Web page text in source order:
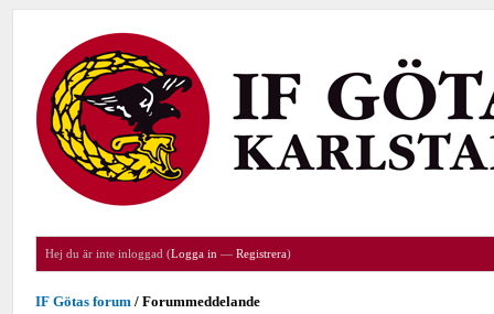
Hej du är inte inloggad (Logga in —Registrera)
IF Götas forum /Forummeddelande